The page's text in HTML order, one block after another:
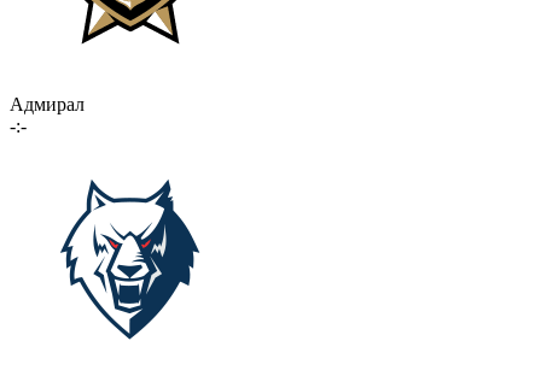
Адмирал
-:-